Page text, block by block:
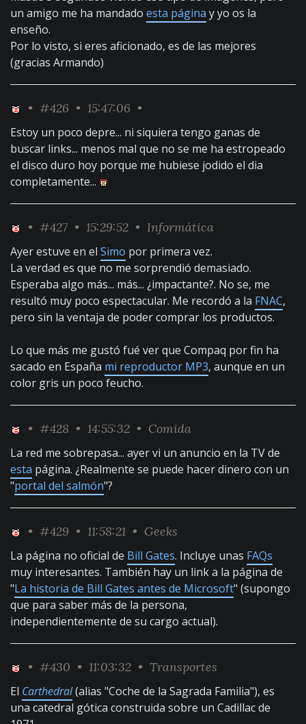
un amigo me ha mandado esta página y yo os la
enseño.
Por lo visto, si eres aficionado, es de las mejores
(gracias Armando)
• #426 • 15:47:06 •
Estoy un poco depre... ni siquiera tengo ganas de
buscar links... menos mal que no se me ha estropeado
el disco duro hoy porque me hubiese jodido el dia
completamente...
• #427 • 15:29:52 • Informática
Ayer estuve en el Simo por primera vez.
La verdad es que no me sorprendió demasiado.
Esperaba algo más... más... ¿impactante?. No se, me
resultó muy poco espectacular. Me recordó a la FNAC,
pero sin la ventaja de poder comprar los productos.
Lo que más me gustó fué ver que Compaq por fin ha
sacado en España mi reproductor MP3, aunque en un
color gris un poco feucho.
• #428 • 14:55:32 • Comida
La red me sobrepasa... ayer vi un anuncio en la TV de
esta página. ¿Realmente se puede hacer dinero con un
"portal del salmón"?
• #429 • 11:58:21 • Geeks
La página no oficial de Bill Gates. Incluye unas FAQs
muy interesantes. También hay un link a la página de
"La historia de Bill Gates antes de Microsoft" (supongo
que para saber más de la persona,
independientemente de su cargo actual).
• #430 • 11:03:32 • Transportes
El Carthedral(alias "Coche de la Sagrada Familia"), es
una catedral gótica construida sobre un Cadillac de